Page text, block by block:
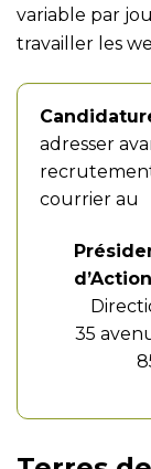
variable par
travailler les
adresser
courrier au
35